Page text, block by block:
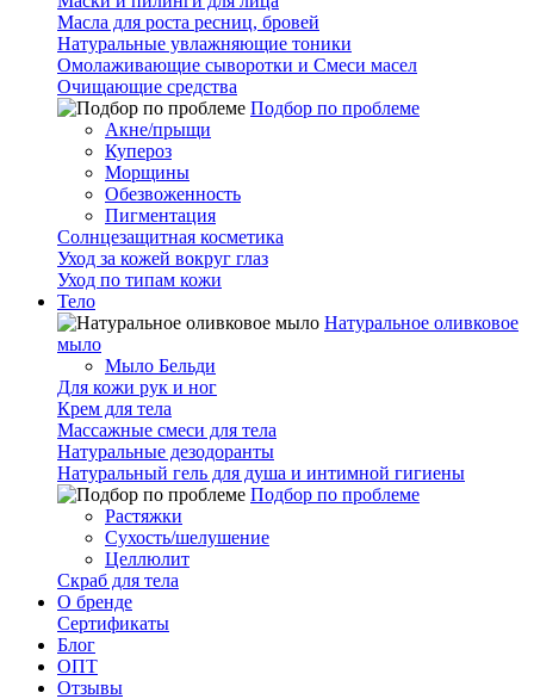
Масла для роста ресниц, бровей
Натуральные увлажняющие тоники
Омолаживающие сыворотки и Смеси масел
Очищающие средства
Подбор по проблеме
Акне/прыщи
Купероз
Морщины
Обезвоженность
Пигментация
Солнцезащитная косметика
Уход за кожей вокруг глаз
Уход по типам кожи
Тело
Натуральное оливковое
мыло
Мыло Бельди
Для кожи рук и ног
Крем для тела
Массажные смеси для тела
Натуральные дезодоранты
Натуральный гель для душа и интимной гигиены
Подбор по проблеме
Растяжки
Сухость/шелушение
Целлюлит
Скраб для тела
О бренде
Сертификаты
Блог
ОПТ
Отзывы